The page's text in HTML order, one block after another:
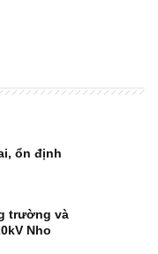
ổn định
trường và
Nho